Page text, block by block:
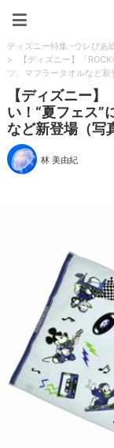
ディズニー特集 -ウレぴあ
>
【ディズニー】「
ツ、マフラータオルなど新
【ディズニー
い！“夏フェス”
など新登場（写
林 美由紀